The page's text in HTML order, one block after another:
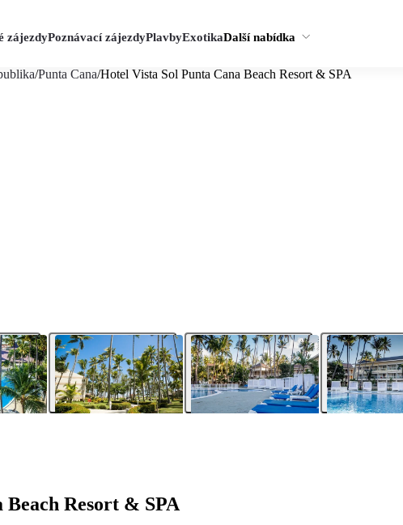
zájezdyPoznávací zájezdyPlavbyExotikaDalší nabídka
/Punta Cana/Hotel Vista Sol Punta Cana Beach Resort & SPA
Resort & SPA